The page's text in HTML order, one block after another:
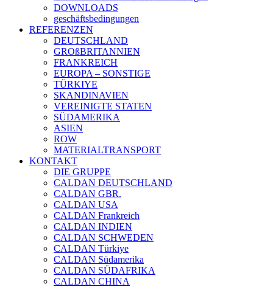
DOWNLOADS
geschäftsbedingungen
REFERENZEN
DEUTSCHLAND
GROßBRITANNIEN
FRANKREICH
EUROPA – SONSTIGE
TÜRKIYE
SKANDINAVIEN
VEREINIGTE STATEN
SÜDAMERIKA
ASIEN
ROW
MATERIALTRANSPORT
KONTAKT
DIE GRUPPE
CALDAN DEUTSCHLAND
CALDAN GBR.
CALDAN USA
CALDAN Frankreich
CALDAN INDIEN
CALDAN SCHWEDEN
CALDAN Türkiye
CALDAN Südamerika
CALDAN SÜDAFRIKA
CALDAN CHINA